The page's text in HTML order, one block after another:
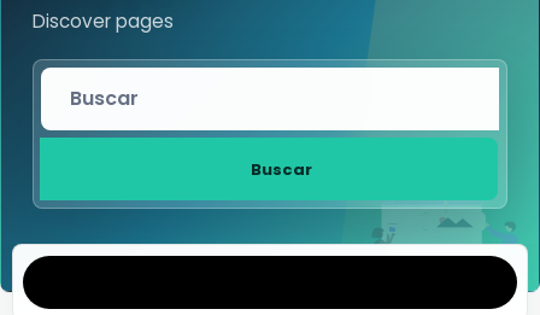
Discover pages
Buscar